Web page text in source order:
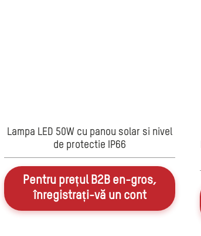
Lampa LED 50W cu panou solar si nivel
de protectie IP66
Pentru prețul B2B en-gros,
înregistrați-vă un cont